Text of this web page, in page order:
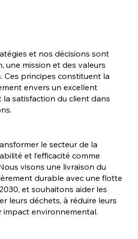
le secteur de la
et l’efficacité comme
visons une livraison du
durable avec une flotte
et souhaitons aider les
leurs déchets, à réduire leurs
impact environnemental.
et nos décisions sont
une mission et des valeurs
Ces principes constituent la
envers un excellent
la satisfaction du client dans